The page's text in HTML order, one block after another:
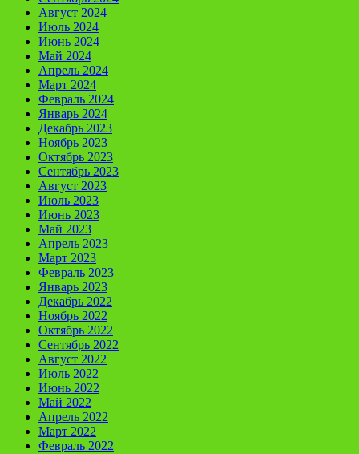
Август 2024
Июль 2024
Июнь 2024
Май 2024
Апрель 2024
Март 2024
Февраль 2024
Январь 2024
Декабрь 2023
Ноябрь 2023
Октябрь 2023
Сентябрь 2023
Август 2023
Июль 2023
Июнь 2023
Май 2023
Апрель 2023
Март 2023
Февраль 2023
Январь 2023
Декабрь 2022
Ноябрь 2022
Октябрь 2022
Сентябрь 2022
Август 2022
Июль 2022
Июнь 2022
Май 2022
Апрель 2022
Март 2022
Февраль 2022